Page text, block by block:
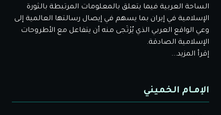
الساحة العربية فيما يتعلق بالمعلومات المرتبطة بالثورة
الإسلامية في إيران بما يسهم في إيصال رسالتها العالمية إلى
وعي الواقع العربي الذي يُرْتَجى منه أن يتفاعل مع الأطروحات
الإسلامية الصادقة.
إقرأ المزيد...
الإمـام الخميني